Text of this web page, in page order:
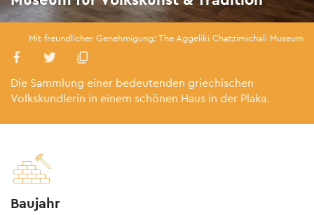
Mit freundlicher Genehmigung: The Aggeliki Chatzimichali Museum
Die Sammlung einer bedeutenden griechischen
Volkskundlerin in einem schönen Haus in der Plaka.
Baujahr